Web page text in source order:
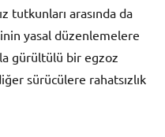
tutkunları arasında da
yasal düzenlemelere
gürültülü bir egzoz
sürücülere rahatsızlık